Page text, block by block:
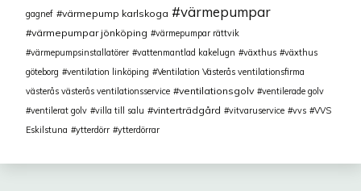
gagnef värmepump karlskoga värmepumpar
värmepumpar jönköping
värmepumpar rättvik
värmepumpsinstallatörer
vattenmantlad kakelugn växthus
växthus
göteborg
ventilation linköping
Ventilation Västerås ventilationsfirma
västerås västerås ventilationsservice
ventilationsgolv
ventilerade golv
ventilerat golv
villa till salu vinterträdgård vitvaruservice vvs
VVS
Eskilstuna
ytterdörr ytterdörrar